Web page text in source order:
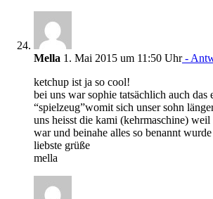
Mella 1. Mai 2015 um 11:50 Uhr-
ketchup ist ja so cool!
bei uns war sophie tatsächlich auch das
“spielzeug”womit sich unser sohn
uns heisst die kami (kehrmaschine) weil
war und beinahe alles so benannt wurde
liebste grüße
mella